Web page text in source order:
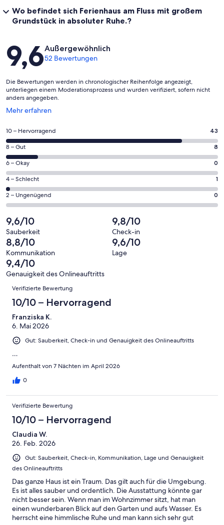
Wo befindet sich Ferienhaus am Fluss mit großem
Grundstück in absoluter Ruhe.?
Bewertungen
9,6Außergewöhnlich
52 Bewertungen
Die Bewertungen werden in chronologischer Reihenfolge angezeigt,
unterliegen einem Moderationsprozess und wurden verifiziert, sofern nicht
anders angegeben.
Mehr erfahren
Wird
einem
neuen
Fenster
geöffnet
43
von
insgesamt
52
Gästebewertungen
haben
eine
Bewertung
von
10
-
Hervorragend
10 – Hervorragend 43
8
von
insgesamt
52
Gästebewertungen
haben
eine
Bewertung
von
8
-
Gut
8 – Gut 8
0
von
insgesamt
52
Gästebewertungen
haben
eine
Bewertung
von
6
-
Okay
6 – Okay 0
1
von
insgesamt
Gästebewertungen
haben
eine
Bewertung
von
4
4 – Schlecht 1
0
von
insgesamt
52
Gästebewertungen
haben
eine
Bewertung
von
2 – Ungenügend 0
9,6/10
Sauberkeit
9,8/10
Check-in
8,8/10
Kommunikation
9,6/10
Lage
9,4/10
Genauigkeit des Onlineauftritts
Bewertungen
Verifizierte Bewertung
10/10 – Hervorragend
Franziska K.
6. Mai 2026
Gut: Sauberkeit, Check-in und Genauigkeit des Onlineauftritts
…
Aufenthalt von 7 Nächten im April 2026
0
Verifizierte Bewertung
10/10 – Hervorragend
Claudia W.
26. Feb. 2026
Gut: Sauberkeit, Check-in, Kommunikation, Lage und Genauigkeit
des Onlineauftritts
Das ganze Haus ist ein Traum. Das gilt auch für die Umgebung.
Es ist alles sauber und ordentlich. Die Ausstattung könnte gar
nicht besser sein. Wenn man im Wohnzimmer sitzt, hat man
einen wunderbaren Blick auf den Garten und aufs Wasser. Es
herrscht eine himmlische Ruhe und man kann sich sehr gut